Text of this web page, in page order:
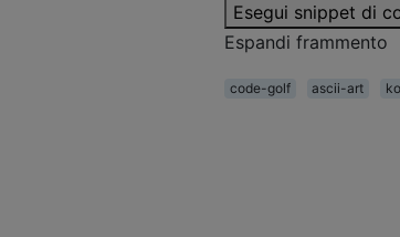
Esegui snippet di
Espandi frammento
code-golf ascii-art